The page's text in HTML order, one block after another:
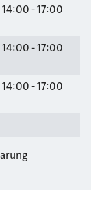
- 17:00
- 17:00
- 17:00